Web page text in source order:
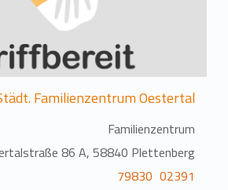
Familienzentrum Oestertal
Familienzentrum
86 A, 58840 Plettenberg
02391 79830